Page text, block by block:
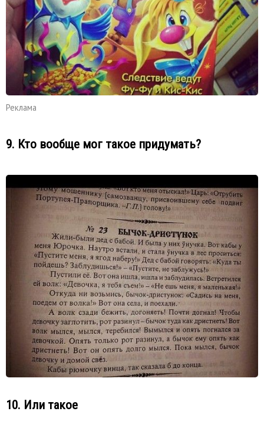
Реклама
9. Кто вообще мог такое придумать?
10. Или такое